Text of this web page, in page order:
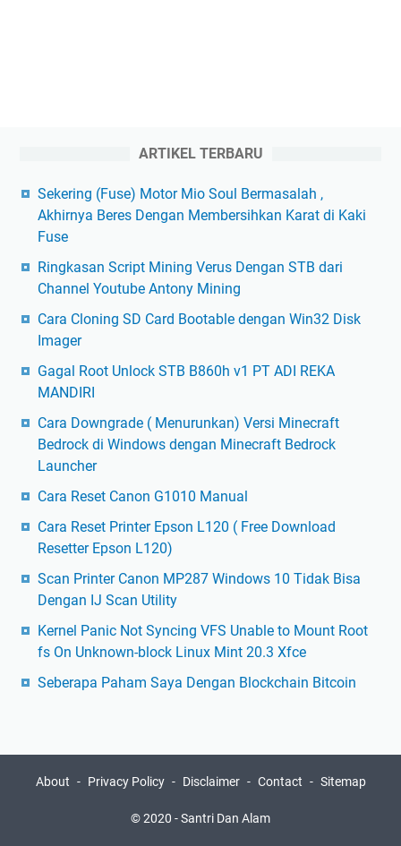
ARTIKEL TERBARU
Sekering (Fuse) Motor Mio Soul Bermasalah ,
Akhirnya Beres Dengan Membersihkan Karat di Kaki
Fuse
Ringkasan Script Mining Verus Dengan STB dari
Channel Youtube Antony Mining
Cara Cloning SD Card Bootable dengan Win32 Disk
Imager
Gagal Root Unlock STB B860h v1 PT ADI REKA
MANDIRI
Cara Downgrade ( Menurunkan) Versi Minecraft
Bedrock di Windows dengan Minecraft Bedrock
Launcher
Cara Reset Canon G1010 Manual
Cara Reset Printer Epson L120 ( Free Download
Resetter Epson L120)
Scan Printer Canon MP287 Windows 10 Tidak Bisa
Dengan IJ Scan Utility
Kernel Panic Not Syncing VFS Unable to Mount Root
fs On Unknown-block Linux Mint 20.3 Xfce
Seberapa Paham Saya Dengan Blockchain Bitcoin
About Privacy Policy Disclaimer Contact Sitemap
© 2020 -Santri Dan Alam